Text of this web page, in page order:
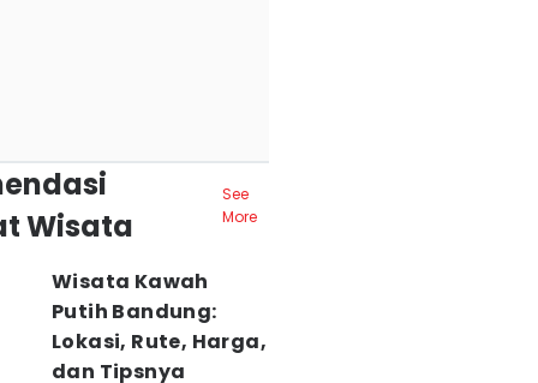
Wisata
See
More
Wisata Kawah
Putih Bandung:
Lokasi, Rute, Harga,
dan Tipsnya